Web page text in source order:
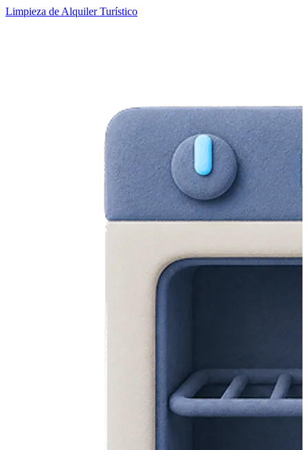
Limpieza de Alquiler Turístico